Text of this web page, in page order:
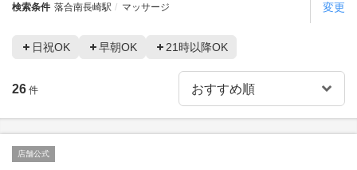
検索条件 落合南長崎駅 マッサージ 変更
日祝OK 早朝OK 21時以降OK
26 件
店舗公式